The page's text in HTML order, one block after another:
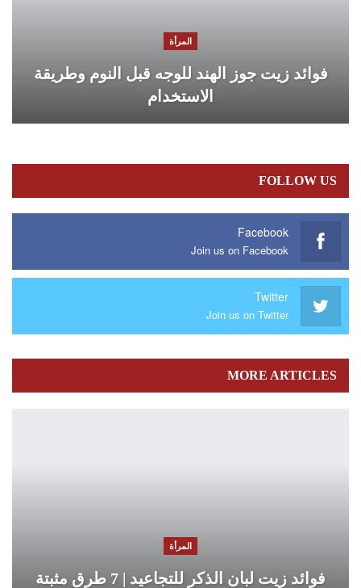
المرأة
فوائد زيت جوز الهند للوجه قبل النوم وطريقة
الاستخدام
FOLLOW US
Facebook
Join us on Facebook
Twitter
Join us on Twitter
MORE ARTICLES
المرأة
فوائد زيت لبان الذكر للتجاعيد | 7 طرق مثبتة